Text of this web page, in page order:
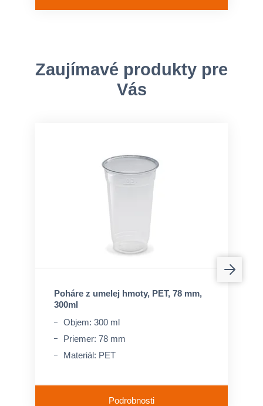
Zaujímavé produkty pre
Vás
Poháre z umelej hmoty, PET, 78 mm,
300ml
Objem: 300 ml
Priemer: 78 mm
Materiál: PET
Podrobnosti